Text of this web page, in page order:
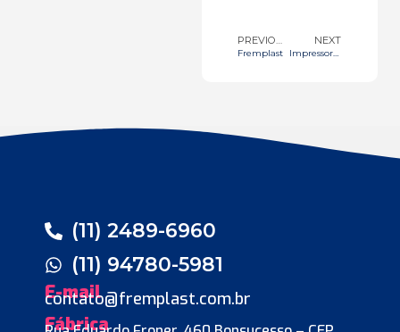
PREVIOUS
Fremplast
NEXT
(11) 2489-6960
(11) 94780-5981
E-mail
contato@fremplast.com.br
Fábrica